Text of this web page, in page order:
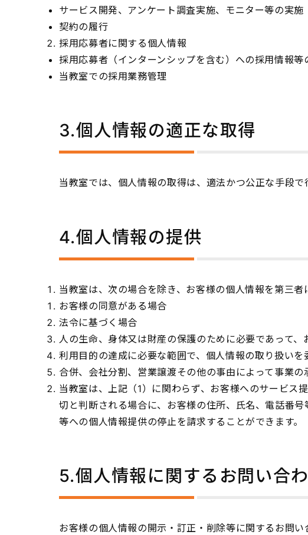
サービス開発、アンケート調査実施、モニター等の実施
契約の履行
採用応募者に関する個人情報
採用応募者（インターンシップを含む）への採用情報等
当教室での採用業務管理
3.個人情報の適正な取得
当教室では、個人情報の取得は、適法かつ公正な手段で
4.個人情報の提供
当教室は、次の場合を除き、お客様の個人情報を第三者
お客様の同意がある場合
法令に基づく場合
人の生命、身体又は財産の保護のために必要であって
利用目的の達成に必要な範囲で、個人情報の取り扱いを
合併、会社分割、営業譲渡その他の事由によって事業の
当教室は、上記（1）に関わらず、お客様へのサービス
切と判断される場合に、お客様の住所、氏名、電話番
等への個人情報提供の停止を請求することができます。
5.個人情報に関するお問い合
お客様の個人情報の開示・訂正・削除等に関するお問い